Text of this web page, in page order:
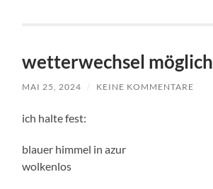
wetterwechsel möglich
MAI 25, 2024 / KEINE KOMMENTARE
ich halte fest:
blauer himmel in azur
wolkenlos